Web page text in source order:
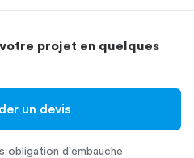
projet en quelques
un devis
obligation d'embauche